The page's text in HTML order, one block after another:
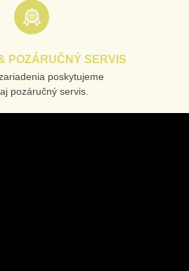
POZÁRUČNÝ SERVIS
poskytujeme
pozáručný servis.